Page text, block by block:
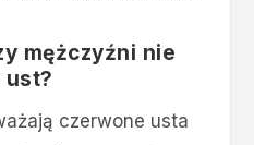
mężczyźni nie
ust?
czerwone usta